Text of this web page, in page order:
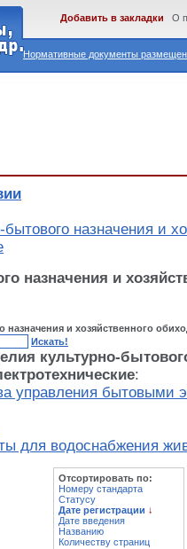
Нормативные документы
Добавить в закладки О
назначения и
назначения и
назначения и хозяйственного
Искать!
культурно-
:
управления бытовыми
для водоснабжения
Отсортировать по:
Номеру стандарта
Статусу
Дате регистрации ↓
Дате введения
Названию
Количеству страниц